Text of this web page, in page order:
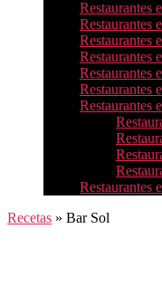
Restaurantes
Restaurantes
Restaurantes
Restaurantes
Restaurantes
Restaurantes
Restaurantes
Restaurantes
Recetas » Bar Sol